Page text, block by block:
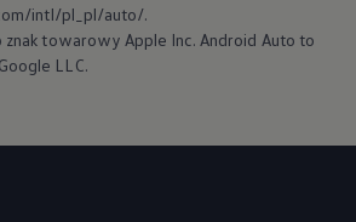
intl/pl_pl/auto/.
znak towarowy Apple Inc. Android Auto to
LLC.